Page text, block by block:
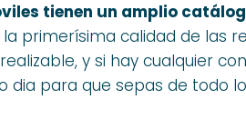
tienen un amplio
primerísima calidad de las
y si hay cualquier
para que sepas de todo